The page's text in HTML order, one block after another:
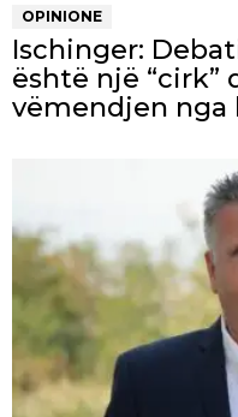
OPINIONE
Ischinger:
është një “cirk”
vëmendjen nga